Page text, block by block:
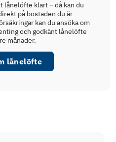
lånelöfte klart – då kan du
på bostaden du är
kan du ansöka om
och godkänt lånelöfte
månader.
lånelöfte